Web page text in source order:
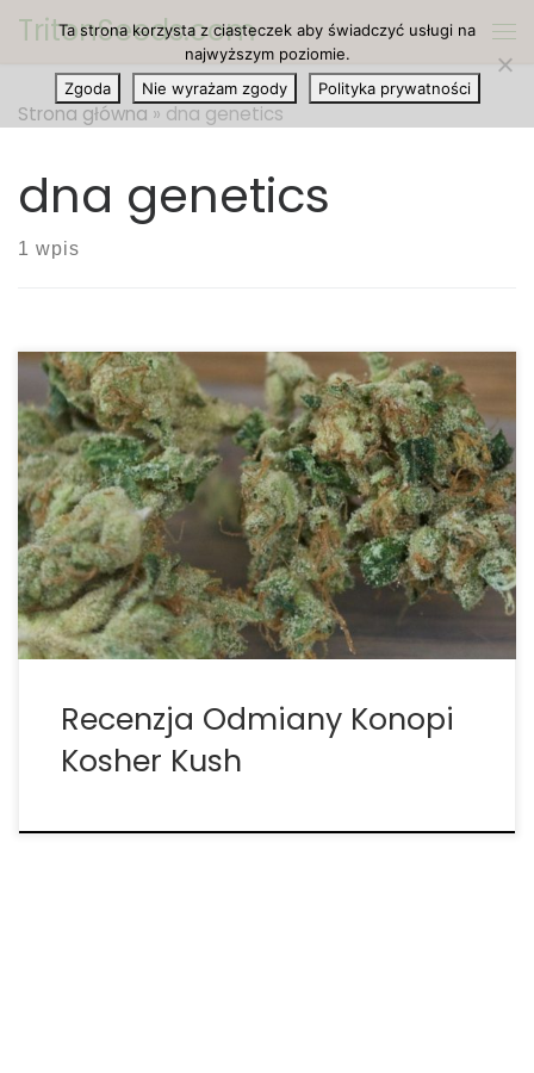
Przejdź do treści
TritonSeeds.com
Strona główna » dna genetics
dna genetics
1 wpis
Ilość THC: 22 procent Ilość CBD: 0.1 procent
Rodowód: nieznana indica Kosher Kush to mocna
indica hodowana przez DNA Genetics w Kalifornii.
Jest to ulubiona odmiana wśród osób z
bezsennością, ponieważ szybko pomaga zapaść w
głęboki sen. Może powodować chichot […]
Recenzja Odmiany Konopi
Kosher Kush
Ta strona korzysta z ciasteczek aby świadczyć usługi na
najwyższym poziomie.
Zgoda
Nie wyrażam zgody Polityka prywatności